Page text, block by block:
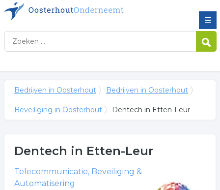
☰
Bedrijven in Oosterhout Bedrijven in Oosterhout
Beveiliging in Oosterhout Dentech in Etten-Leur
Dentech in Etten-Leur
Telecommunicatie, Beveiliging &
Automatisering